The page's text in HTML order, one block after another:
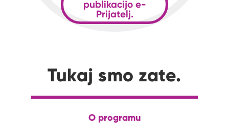
publikacijo e-
Prijatelj.
Tukaj smo zate.
O programu